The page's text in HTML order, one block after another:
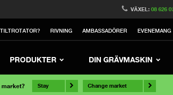
VÄXEL:08 626
RIVNING AMBASSADÖRER EVENEMANG
PRODUKTER DIN GRÄVMASKIN
market? Stay Change market